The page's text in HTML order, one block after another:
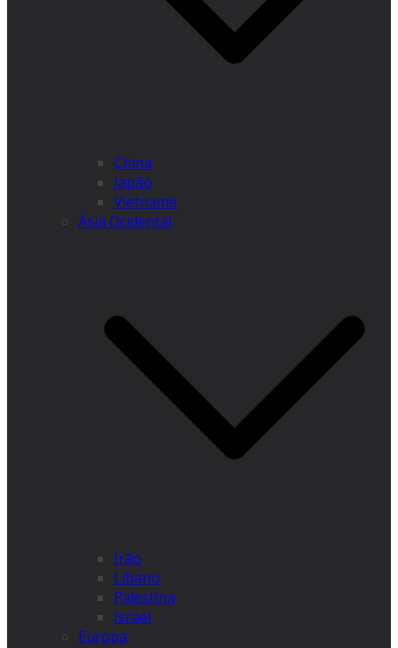
China
Japão
Vietname
Ásia Ocidental
Irão
Líbano
Palestina
Israel
Europa